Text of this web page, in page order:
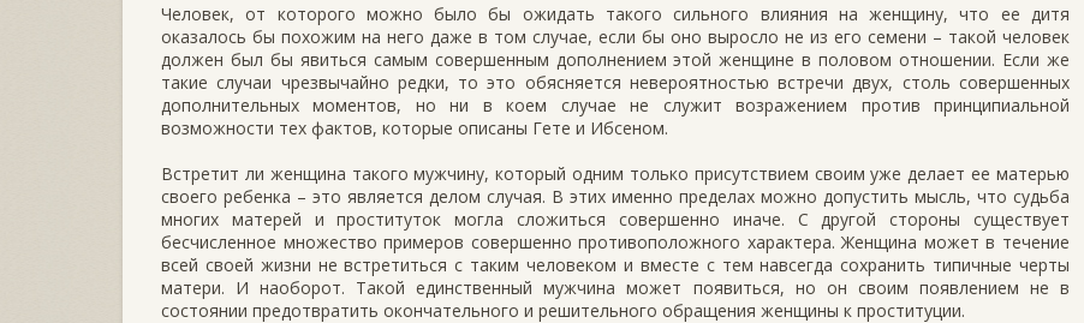
Человек, от которого можно было бы ожидать такого сильного влияния на женщину, что ее дитя
оказалось бы похожим на него даже в том случае, если бы оно выросло не из его семени – такой человек
должен был бы явиться самым совершенным дополнением этой женщине в половом отношении. Если же
такие случаи чрезвычайно редки, то это обясняется невероятностью встречи двух, столь совершенных
дополнительных моментов, но ни в коем случае не служит возражением против принципиальной
возможности тех фактов, которые описаны Гете и Ибсеном.
Встретит ли женщина такого мужчину, который одним только присутствием своим уже делает ее матерью
своего ребенка – это является делом случая. В этих именно пределах можно допустить мысль, что судьба
многих матерей и проституток могла сложиться совершенно иначе. С другой стороны существует
бесчисленное множество примеров совершенно противоположного характера. Женщина может в течение
всей своей жизни не встретиться с таким человеком и вместе с тем навсегда сохранить типичные черты
матери. И наоборот. Такой единственный мужчина может появиться, но он своим появлением не в
состоянии предотвратить окончательного и решительного обращения женщины к проституции.